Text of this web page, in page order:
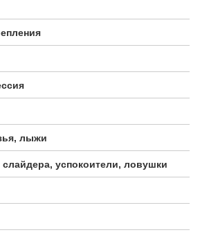
лыжи
успокоители, ловушки